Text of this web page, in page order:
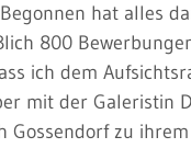
hat alles
800
ich dem
mit der
Gossendorf zu